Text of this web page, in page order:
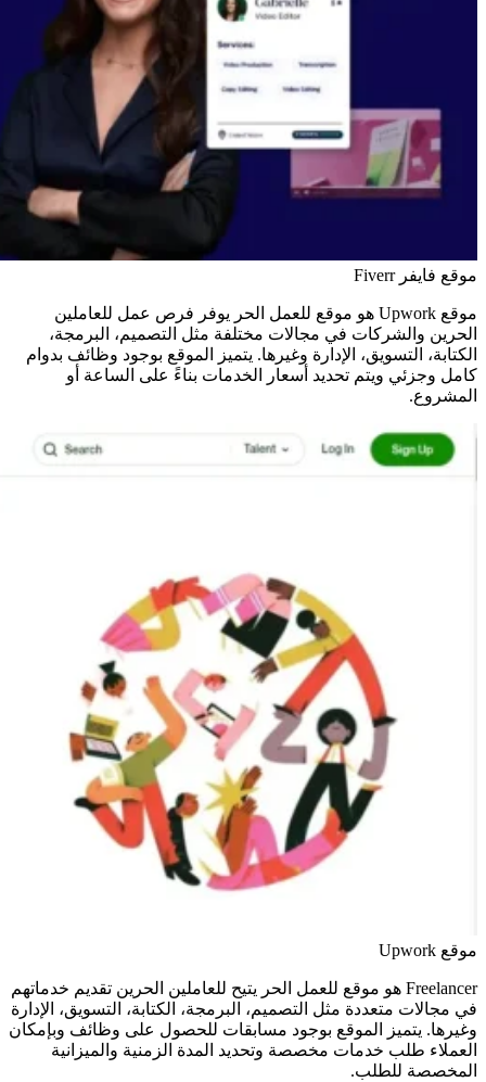
موقع فايفر Fiverr
موقع Upwork هو موقع للعمل الحر يوفر فرص عمل للعاملين
الحرين والشركات في مجالات مختلفة مثل التصميم، البرمجة،
الكتابة، التسويق، الإدارة وغيرها. يتميز الموقع بوجود وظائف بدوام
كامل وجزئي ويتم تحديد أسعار الخدمات بناءً على الساعة أو
المشروع.
موقع Upwork
Freelancer هو موقع للعمل الحر يتيح للعاملين الحرين تقديم خدماتهم
في مجالات متعددة مثل التصميم، البرمجة، الكتابة، التسويق، الإدارة
وغيرها. يتميز الموقع بوجود مسابقات للحصول على وظائف وبإمكان
العملاء طلب خدمات مخصصة وتحديد المدة الزمنية والميزانية
المخصصة للطلب.